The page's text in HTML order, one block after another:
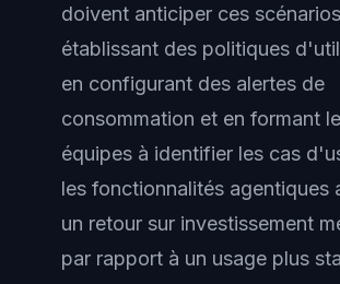
doivent anticiper ces
établissant des politiques
en configurant des alertes de
consommation et en formant
équipes à identifier les cas
les fonctionnalités agentiques
un retour sur investissement
par rapport à un usage plus